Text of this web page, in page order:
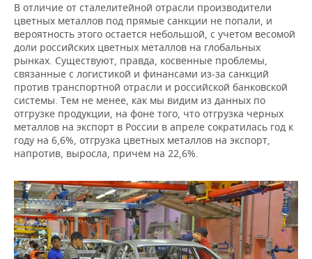
В отличие от сталелитейной отрасли производители
цветных металлов под прямые санкции не попали, и
вероятность этого остается небольшой, с учетом весомой
доли российских цветных металлов на глобальных
рынках. Существуют, правда, косвенные проблемы,
связанные с логистикой и финансами из-за санкций
против транспортной отрасли и российской банковской
системы. Тем не менее, как мы видим из данных по
отгрузке продукции, на фоне того, что отгрузка черных
металлов на экспорт в России в апреле сократилась год к
году на 6,6%, отгрузка цветных металлов на экспорт,
напротив, выросла, причем на 22,6%.